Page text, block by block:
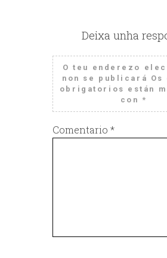
Deixa unha
O teu enderezo
non se publicará Os
obrigatorios están
con *
Comentario *